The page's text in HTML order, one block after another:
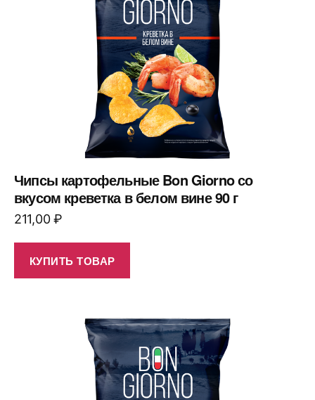
Чипсы картофельные Bon Giorno со
вкусом креветка в белом вине 90 г
211,00₽
КУПИТЬ ТОВАР